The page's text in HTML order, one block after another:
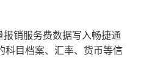
销服务费数据写入畅捷通
科目档案、汇率、货币等信